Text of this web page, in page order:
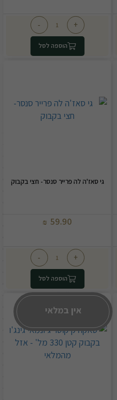
+
-
הוספה לסל
גי סאז'ה לה פרייר סנסר- חצי בקבוק
59.90
₪
+
-
הוספה לסל
אין במלאי